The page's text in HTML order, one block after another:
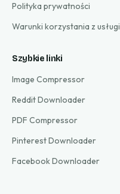
Polityka prywatności
Warunki korzystania z usługi
Szybkie linki
Image Compressor
Reddit Downloader
PDF Compressor
Pinterest Downloader
Facebook Downloader